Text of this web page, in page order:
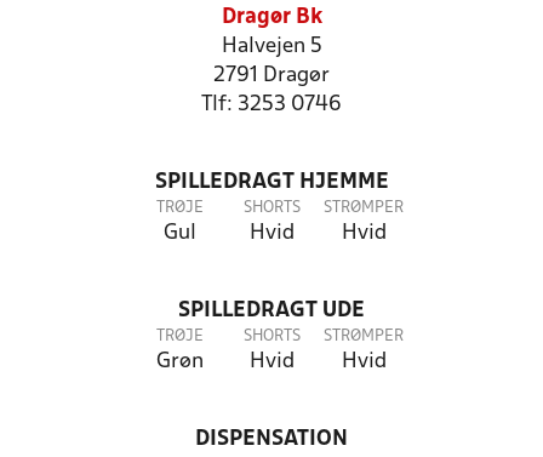
Dragør Bk
Halvejen 5
2791 Dragør
Tlf: 3253 0746
SPILLEDRAGT HJEMME
TRØJE
Gul
SHORTS
Hvid
STRØMPER
Hvid
SPILLEDRAGT UDE
TRØJE
Grøn
SHORTS
Hvid
STRØMPER
Hvid
DISPENSATION